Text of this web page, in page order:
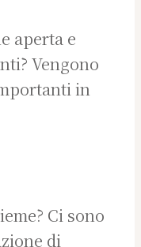
aperta e
Vengono
in
Ci sono
di